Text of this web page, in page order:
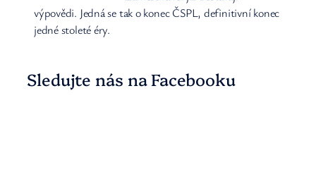
výpovědi. Jedná se tak o konec ČSPL, definitivní konec
jedné stoleté éry.
Sledujte nás na Facebooku